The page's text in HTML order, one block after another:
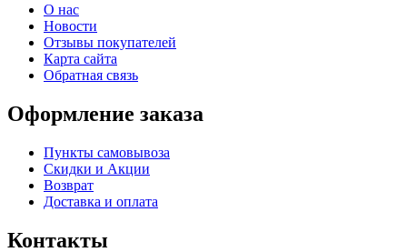
О нас
Новости
Отзывы покупателей
Карта сайта
Обратная связь
Оформление заказа
Пункты самовывоза
Скидки и Акции
Возврат
Доставка и оплата
Контакты